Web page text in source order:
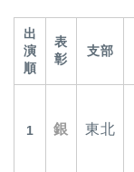
出
演
順
表
彰
支部
1 銀 東北